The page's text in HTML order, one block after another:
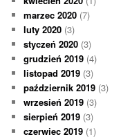
marzec 2020 (7)
luty 2020 (3)
styczeń 2020 (3)
grudzień 2019 (4)
listopad 2019 (3)
październik 2019 (3)
wrzesień 2019 (3)
sierpień 2019 (3)
czerwiec 2019 (1)